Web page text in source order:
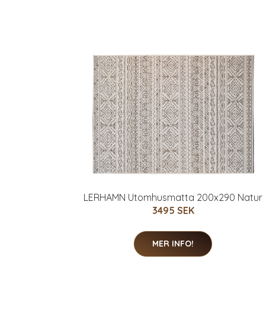
LERHAMN Utomhusmatta 200x290 Natur
3495 SEK
MER INFO!